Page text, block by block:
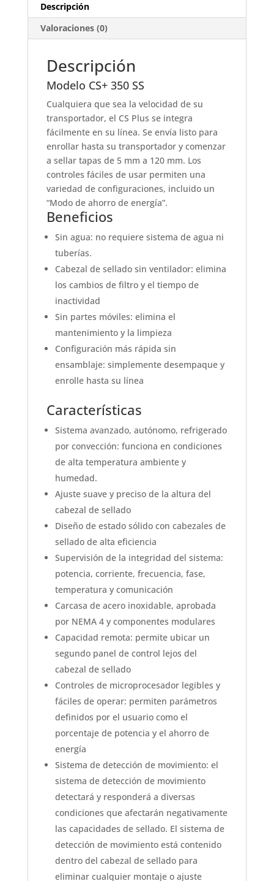
Descripción
Valoraciones (0)
Descripción
Modelo CS+ 350 SS
Cualquiera que sea la velocidad de su
transportador, el CS Plus se integra
fácilmente en su línea. Se envía listo para
enrollar hasta su transportador y comenzar
a sellar tapas de 5 mm a 120 mm. Los
controles fáciles de usar permiten una
variedad de configuraciones, incluido un
“Modo de ahorro de energía”.
Beneficios
Sin agua: no requiere sistema de agua ni
tuberías.
Cabezal de sellado sin ventilador: elimina
los cambios de filtro y el tiempo de
inactividad
Sin partes móviles: elimina el
mantenimiento y la limpieza
Configuración más rápida sin
ensamblaje: simplemente desempaque y
enrolle hasta su línea
Características
Sistema avanzado, autónomo, refrigerado
por convección: funciona en condiciones
de alta temperatura ambiente y
humedad.
Ajuste suave y preciso de la altura del
cabezal de sellado
Diseño de estado sólido con cabezales de
sellado de alta eficiencia
Supervisión de la integridad del sistema:
potencia, corriente, frecuencia, fase,
temperatura y comunicación
Carcasa de acero inoxidable, aprobada
por NEMA 4 y componentes modulares
Capacidad remota: permite ubicar un
segundo panel de control lejos del
cabezal de sellado
Controles de microprocesador legibles y
fáciles de operar: permiten parámetros
definidos por el usuario como el
porcentaje de potencia y el ahorro de
energía
Sistema de detección de movimiento: el
sistema de detección de movimiento
detectará y responderá a diversas
condiciones que afectarán negativamente
las capacidades de sellado. El sistema de
detección de movimiento está contenido
dentro del cabezal de sellado para
eliminar cualquier montaje o ajuste